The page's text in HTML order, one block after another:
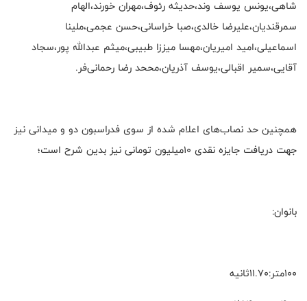
شاهی،یونس یوسف وند،حدیثه رئوف،مهران خورند،الهام
سمرقندیان،علیرضا خالدی،صبا خراسانی،حسن عجمی،ملینا
اسماعیلی،امید امیریان،مهسا میززا طبیبی،میثم عبدالله پور،سجاد
آقایی،سمیر اقبالی،یوسف آذریان،مححد رضا رحمانی‌فر.
همچنین حد نصاب‌های اعلام شده از سوی فدراسبون دو و میدانی نیز
جهت دریافت جایزه نقدی ۱۰میلیون تومانی نیز بدین شرح است؛
بانوان:
۱۰۰متر:۱۱.۷۰ثانیه